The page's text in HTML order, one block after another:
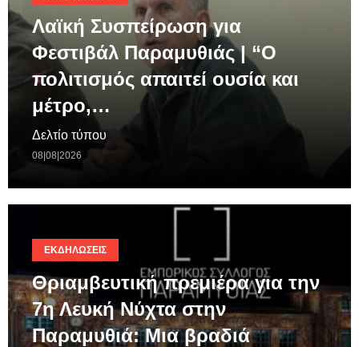
Λαϊκή Συσπείρωση για
Φεστιβάλ Παραμυθιάς | “Ο
πολιτισμός απαιτεί ουσία και
μέτρο,…
Δελτίο τύπου
08|08|2026
ΕΚΔΗΛΏΣΕΙΣ
Θριαμβευτική πρεμιέρα για την
7η Λευκή Νύχτα στην
Παραμυθιά: Μια βραδιά